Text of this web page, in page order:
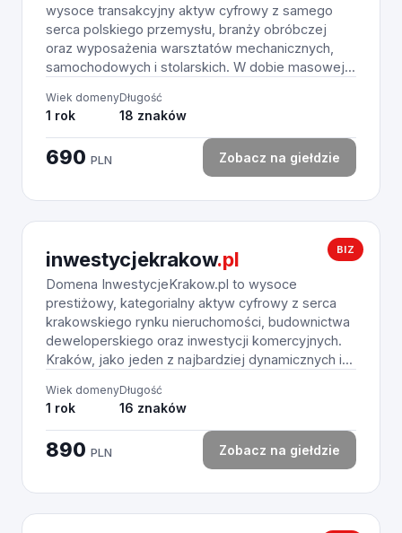
wysoce transakcyjny aktyw cyfrowy z samego
serca polskiego przemysłu, branży obróbczej
oraz wyposażenia warsztatów mechanicznych,
samochodowych i stolarskich. W dobie masowej...
Wiek domeny
1 rok
Długość
18 znaków
690 PLN Zobacz na giełdzie
BIZ
inwestycjekrakow.pl
Domena InwestycjeKrakow.pl to wysoce
prestiżowy, kategorialny aktyw cyfrowy z serca
krakowskiego rynku nieruchomości, budownictwa
deweloperskiego oraz inwestycji komercyjnych.
Kraków, jako jeden z najbardziej dynamicznych i...
Wiek domeny
1 rok
Długość
16 znaków
890 PLN Zobacz na giełdzie